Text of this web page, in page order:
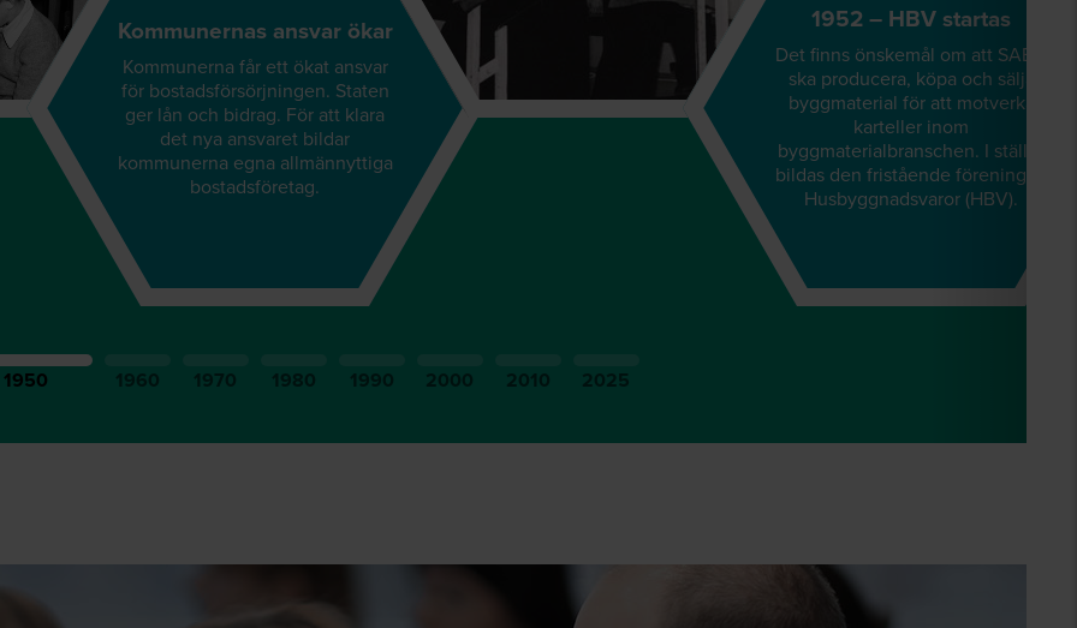
Kommunernas ansvar ökar
Kommunerna får ett ökat ansvar
för bostadsförsörjningen. Staten
ger lån och bidrag. För att klara
det nya ansvaret bildar
kommunerna egna allmännyttiga
bostadsföretag.
1952 – HBV startas
Det finns önskemål om att SABO
ska producera, köpa och sälja
byggmaterial för att motverka
karteller inom
byggmaterialbranschen. I stället
bildas den fristående föreningen
Husbyggnadsvaror (HBV).
1950 1960 1970 1980 1990 2000 2010 2025